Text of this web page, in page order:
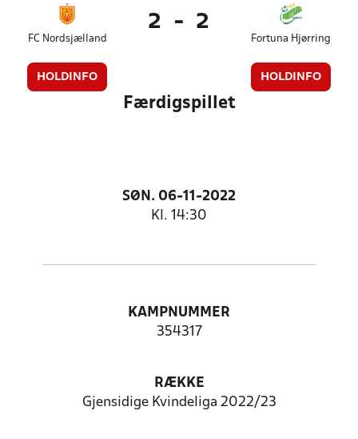
FC Nordsjælland
HOLDINFO
2 - 2
Fortuna Hjørring
HOLDINFO
Færdigspillet
SØN. 06-11-2022
Kl. 14:30
KAMPNUMMER
354317
RÆKKE
Gjensidige Kvindeliga 2022/23